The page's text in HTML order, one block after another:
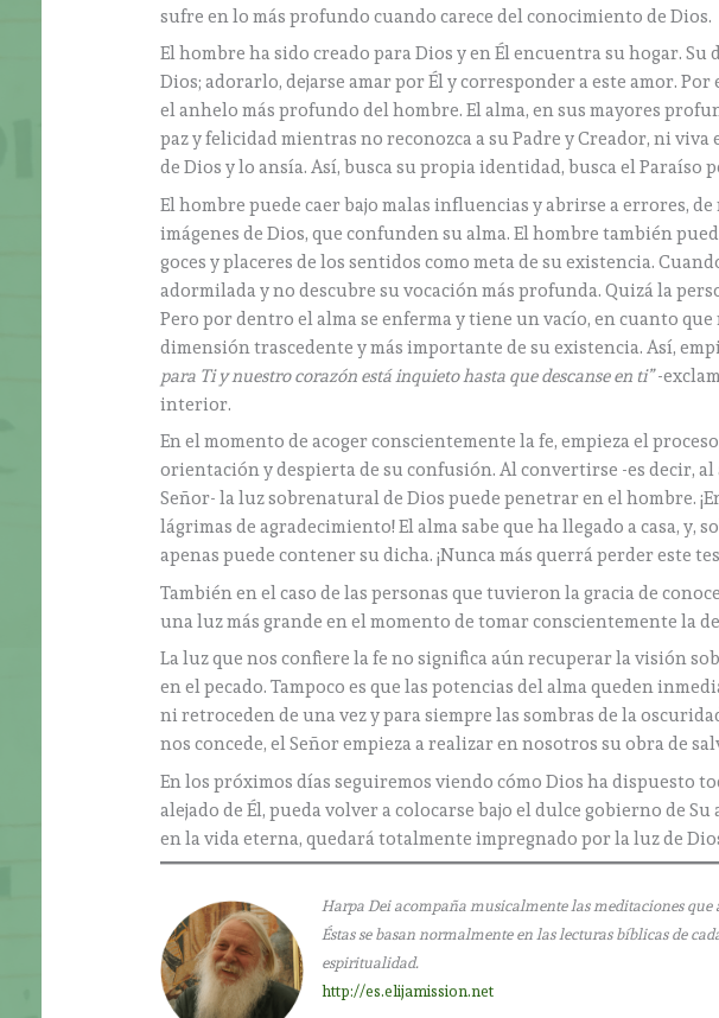
sufre en lo más profundo cuando carece del conocimiento de Dios.
El hombre ha sido creado para Dios y en Él encuentra su hogar.
Dios; adorarlo, dejarse amar por Él y corresponder a este amor.
el anhelo más profundo del hombre. El alma, en sus mayores
paz y felicidad mientras no reconozca a su Padre y Creador, ni
de Dios y lo ansía. Así, busca su propia identidad, busca el Paraíso
El hombre puede caer bajo malas influencias y abrirse a errores, de
imágenes de Dios, que confunden su alma. El hombre también
goces y placeres de los sentidos como meta de su existencia.
adormilada y no descubre su vocación más profunda. Quizá la
Pero por dentro el alma se enferma y tiene un vacío, en cuanto
dimensión trascedente y más importante de su existencia. Así,
para Ti y nuestro corazón está inquieto hasta que descanse en ti”-
interior.
En el momento de acoger conscientemente la fe, empieza el
orientación y despierta de su confusión. Al convertirse -es decir,
Señor- la luz sobrenatural de Dios puede penetrar en el hombre.
lágrimas de agradecimiento! El alma sabe que ha llegado a casa, y,
apenas puede contener su dicha. ¡Nunca más querrá perder este
También en el caso de las personas que tuvieron la gracia de
una luz más grande en el momento de tomar conscientemente la
La luz que nos confiere la fe no significa aún recuperar la visión
en el pecado. Tampoco es que las potencias del alma queden
ni retroceden de una vez y para siempre las sombras de la
nos concede, el Señor empieza a realizar en nosotros su obra de
En los próximos días seguiremos viendo cómo Dios ha dispuesto
alejado de Él, pueda volver a colocarse bajo el dulce gobierno de
en la vida eterna, quedará totalmente impregnado por la luz de
Harpa Dei acompaña musicalmente las meditaciones
Éstas se basan normalmente en las lecturas bíblicas de
espiritualidad.
http://es.elijamission.net